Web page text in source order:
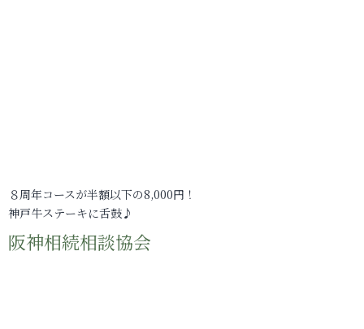
８周年コースが半額以下の8,000円！
神戸牛ステーキに舌鼓♪
阪神相続相談協会